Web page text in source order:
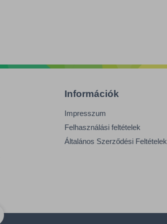
Információk
Impresszum
Felhasználási feltételek
Általános Szerződési Feltételek